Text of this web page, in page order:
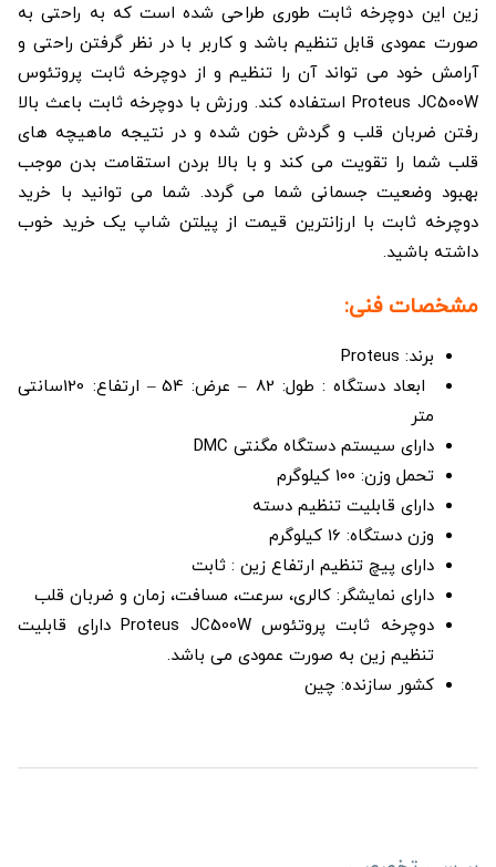
زین این دوچرخه ثابت طوری طراحی شده است که به راحتی به
صورت عمودی قابل تنظیم باشد و کاربر با در نظر گرفتن راحتی و
آرامش خود می تواند آن را تنظیم و از دوچرخه ثابت پروتئوس
Proteus JC500W استفاده کند. ورزش با دوچرخه ثابت باعث بالا
رفتن ضربان قلب و گردش خون شده و در نتیجه ماهیچه های
قلب شما را تقویت می کند و با بالا بردن استقامت بدن موجب
بهبود وضعیت جسمانی شما می گردد. شما می توانید با خرید
دوچرخه ثابت با ارزانترین قیمت از پیلتن شاپ یک خرید خوب
داشته باشید.
مشخصات فنی:
برند: Proteus
ابعاد دستگاه : طول: 82 – عرض: 54 – ارتفاع: 120سانتی
متر
دارای سیستم دستگاه مگنتی DMC
تحمل وزن: 100 کیلوگرم
دارای قابلیت تنظیم دسته
وزن دستگاه: 16 کیلوگرم
دارای پیچ تنظیم ارتفاع زین : ثابت
دارای نمایشگر: کالری، سرعت، مسافت، زمان و ضربان قلب
دوچرخه ثابت پروتئوس Proteus JC500W دارای قابلیت
تنظیم زین به صورت عمودی می باشد.
کشور سازنده: چین